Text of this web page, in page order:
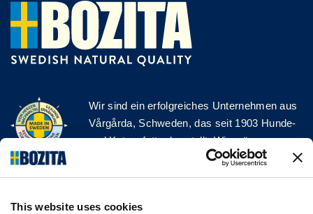
This website uses cookies
Wir sind ein erfolgreiches Unternehmen aus
Vårgårda, Schweden, das seit 1903 Hunde-
und Katzenfutter herstellt. Wir mögen es
natürlich und einfach. Wir stellen unser
Hunde- und Katzenfutter aus hochwertigen